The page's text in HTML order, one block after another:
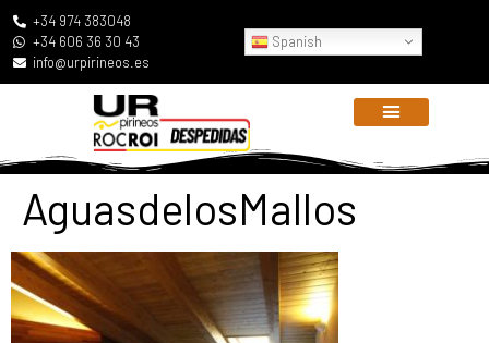
+34 974 383048
+34 606 36 30 43
info@urpirineos.es
Spanish
AguasdelosMallos